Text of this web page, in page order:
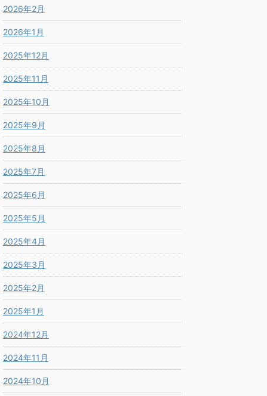
2026年2月
2026年1月
2025年12月
2025年11月
2025年10月
2025年9月
2025年8月
2025年7月
2025年6月
2025年5月
2025年4月
2025年3月
2025年2月
2025年1月
2024年12月
2024年11月
2024年10月